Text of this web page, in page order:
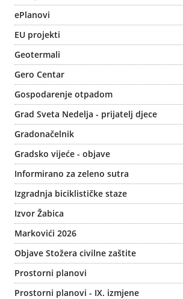
ePlanovi
EU projekti
Geotermali
Gero Centar
Gospodarenje otpadom
Grad Sveta Nedelja - prijatelj djece
Gradonačelnik
Gradsko vijeće - objave
Informirano za zeleno sutra
Izgradnja biciklističke staze
Izvor Žabica
Markovići 2026
Objave Stožera civilne zaštite
Prostorni planovi
Prostorni planovi - IX. izmjene